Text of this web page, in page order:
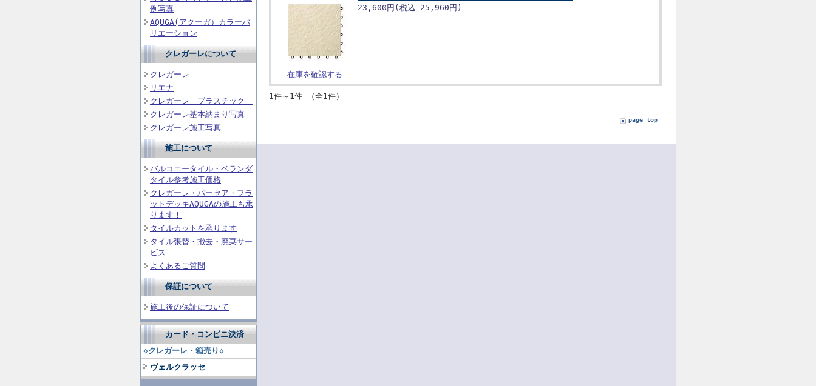
例写真
AQUGA(アクーガ）カラーバ
リエーション
クレガーレについて
クレガーレ
リエナ
クレガーレ プラスチック
クレガーレ基本納まり写真
クレガーレ施工写真
施工について
バルコニータイル・ベランダ
タイル参考施工価格
クレガーレ・バーセア・フラ
ットデッキAQUGAの施工も承
ります！
タイルカットを承ります
タイル張替・撤去・廃棄サー
ビス
よくあるご質問
保証について
施工後の保証について
カード・コンビニ決済
◇クレガーレ・箱売り◇
ヴェルクラッセ
在庫を確認する
23,600円 (税込 25,960円)
1件～1件 （全1件）
page top